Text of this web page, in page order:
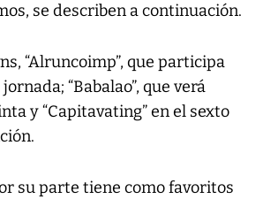
se describen a continuación.
“Alruncoimp”, que participa
“Babalao”, que verá
y “Capitavating” en el sexto
su parte tiene como favoritos